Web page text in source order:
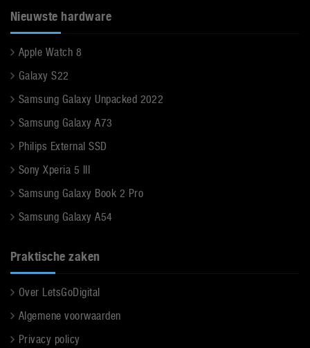
Nieuwste hardware
Apple Watch 8
Galaxy S22
Samsung Galaxy Unpacked 2022
Samsung Galaxy A73
Philips External SSD
Sony Xperia 5 III
Samsung Galaxy Book 2 Pro
Samsung Galaxy A54
Praktische zaken
Over LetsGoDigital
Algemene voorwaarden
Privacy policy